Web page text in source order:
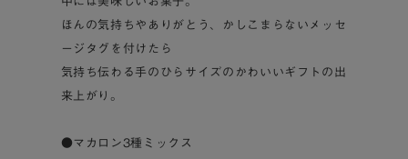
ほんの気持ちやありがとう、かしこまらないメッセ
ージタグを付けたら
気持ち伝わる手のひらサイズのかわいいギフトの出
来上がり。
●マカロン3種ミックス